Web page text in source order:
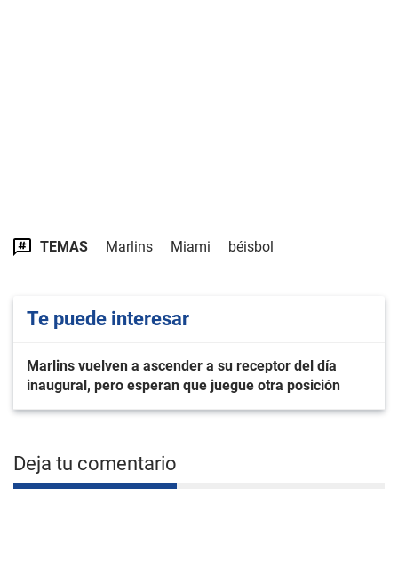
TEMAS Marlins Miami béisbol
Te puede interesar
Marlins vuelven a ascender a su receptor del día
inaugural, pero esperan que juegue otra posición
Deja tu comentario